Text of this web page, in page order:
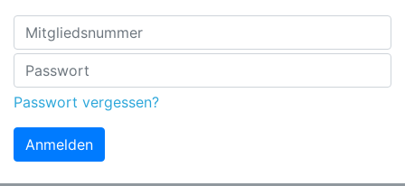
Passwort vergessen?
Anmelden